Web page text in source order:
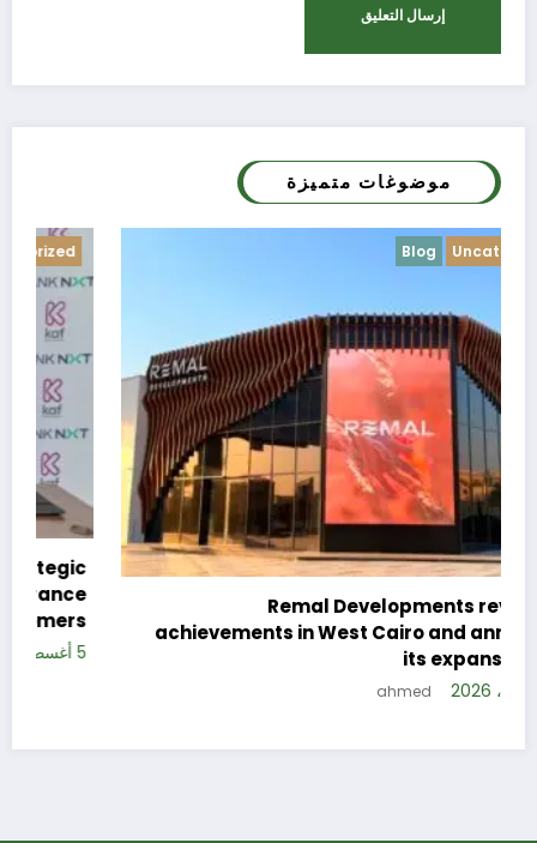
موضوغات متميزة
Uncategorized
Remal Developments reveals its
achievements in West Cairo and announces
its expansion plan
5 أغسطس، 2026